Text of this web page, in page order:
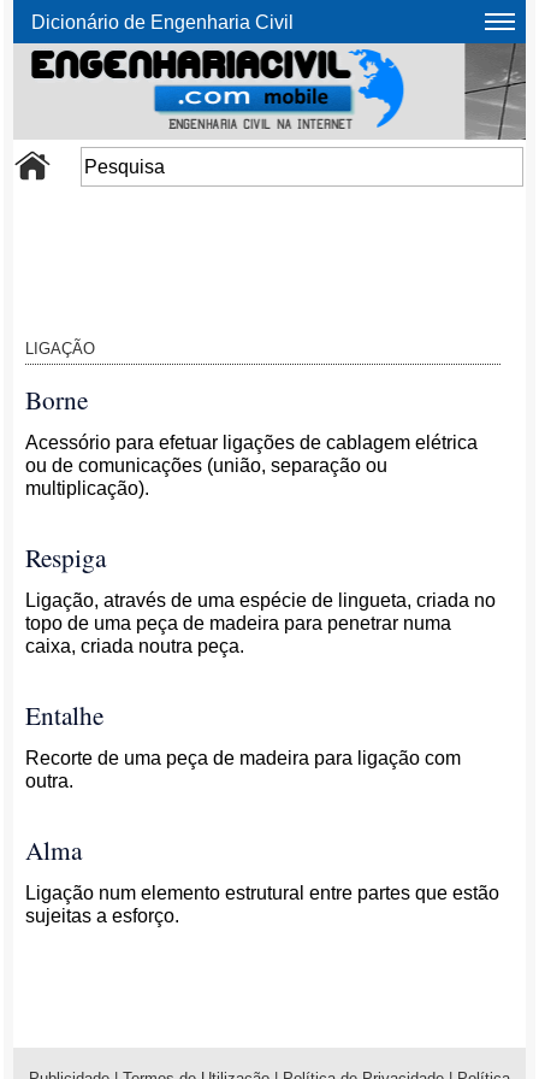
Dicionário de Engenharia Civil
LIGAÇÃO
Borne
Acessório para efetuar ligações de cablagem elétrica
ou de comunicações (união, separação ou
multiplicação).
Respiga
Ligação, através de uma espécie de lingueta, criada no
topo de uma peça de madeira para penetrar numa
caixa, criada noutra peça.
Entalhe
Recorte de uma peça de madeira para ligação com
outra.
Alma
Ligação num elemento estrutural entre partes que estão
sujeitas a esforço.